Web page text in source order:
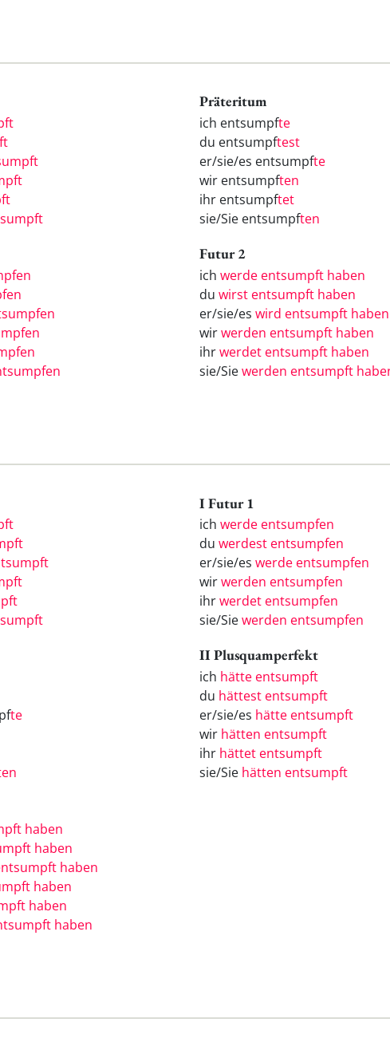
Präteritum
ich entsumpfte
du entsumpftest
er/sie/es entsumpfte
wir entsumpften
ihr entsumpftet
sie/Sie entsumpften
Futur 2
ich werde entsumpft haben
du wirst entsumpft haben
er/sie/es wird entsumpft haben
wirwerden entsumpft haben
ihrwerdet entsumpft haben
sie/Siewerden entsumpft
I Futur 1
ich werde entsumpfen
du werdest entsumpfen
er/sie/es werde entsumpfen
wirwerden entsumpfen
ihrwerdet entsumpfen
sie/Siewerden entsumpfen
te
II Plusquamperfekt
ich hätte entsumpft
du hättest entsumpft
er/sie/es hätte entsumpft
wir hätten entsumpft
ihr hättet entsumpft
sie/Sie hätten entsumpft
haben
haben
haben
haben
haben
haben